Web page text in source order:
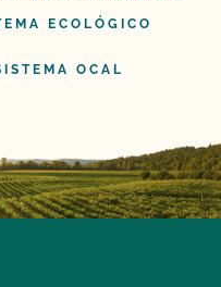
ECOLÓGICO
OCAL